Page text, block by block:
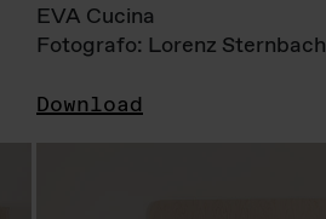
EVA Cucina
Fotografo: Lorenz Sternbach
Download